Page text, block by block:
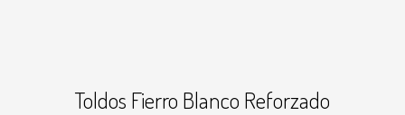
Toldos Fierro Blanco Reforzado